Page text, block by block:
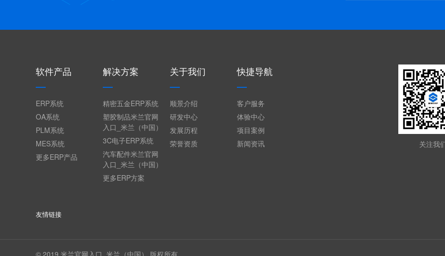
软件产品
ERP系统
OA系统
PLM系统
MES系统
更多ERP产品
解决方案
精密五金ERP系统
塑胶制品米兰官网
入口_米兰（中国）
3C电子ERP系统
汽车配件米兰官网
入口_米兰（中国）
更多ERP方案
关于我们
顺景介绍
研发中心
发展历程
荣誉资质
快捷导航
客户服务
体验中心
项目案例
新闻资讯
关注我
友情链接
© 2019 米兰官网入口_米兰（中国） 版权所有